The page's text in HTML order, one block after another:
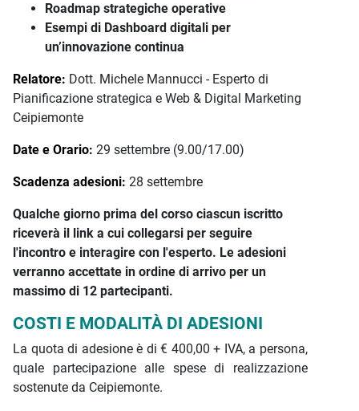
Roadmap strategiche operative
Esempi di Dashboard digitali per
un’innovazione continua
Relatore: Dott. Michele Mannucci - Esperto di
Pianificazione strategica e Web & Digital Marketing
Ceipiemonte
Date e Orario: 29 settembre (9.00/17.00)
Scadenza adesioni: 28 settembre
Qualche giorno prima del corso ciascun iscritto
riceverà il link a cui collegarsi per seguire
l'incontro e interagire con l'esperto. Le adesioni
verranno accettate in ordine di arrivo per un
massimo di 12 partecipanti.
COSTI E MODALITÀ DI ADESIONI
La quota di adesione è di € 400,00 + IVA, a persona,
quale partecipazione alle spese di realizzazione
sostenute da Ceipiemonte.